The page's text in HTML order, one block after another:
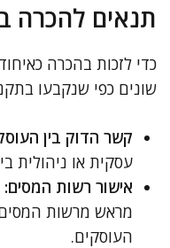
תנאים להכרה
כדי לזכות בהכרה
שונים כפי שנקבעו
קשר הדוק בין
עסקית או ניהולית
אישור רשות המסים:
מראש מרשות
העוסקים.